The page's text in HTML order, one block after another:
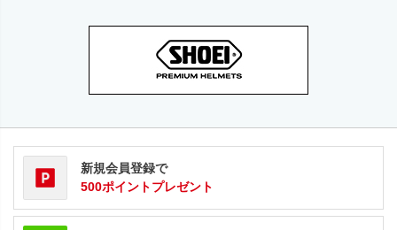
新規会員登録で
500ポイントプレゼント